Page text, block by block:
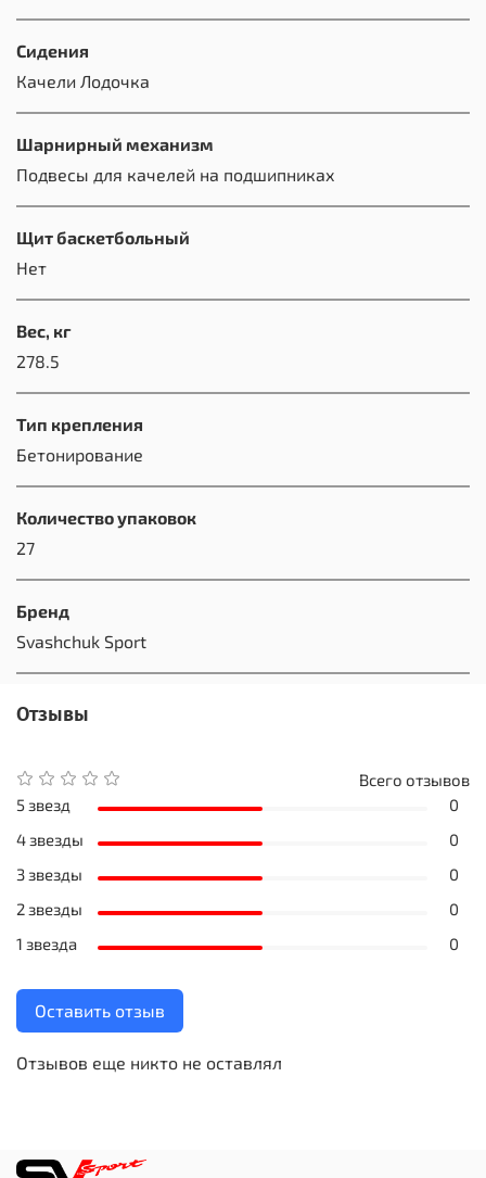
Сидения
Качели Лодочка
Шарнирный механизм
Подвесы для качелей на подшипниках
Щит баскетбольный
Нет
Вес, кг
278.5
Тип крепления
Бетонирование
Количество упаковок
27
Бренд
Svashchuk Sport
Отзывы
Отзывов еще никто не оставлял
Всего отзывов
5 звезд
0
4 звезды
0
3 звезды
0
2 звезды
0
1 звезда
0
Оставить отзыв